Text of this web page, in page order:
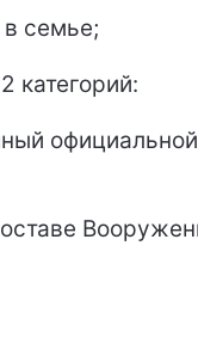
в семье;
категорий:
официальной